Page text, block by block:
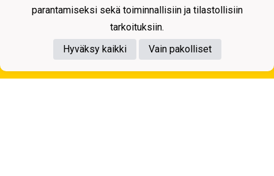
Tietosuojaseloste
parantamiseksi sekä toiminnallisiin ja tilastollisiin
tarkoituksiin.
Hyväksy kaikki
Vain pakolliset